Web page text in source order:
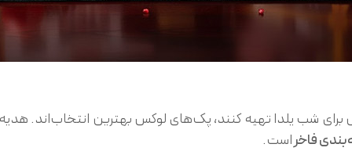
شب یلدا تهیه کنند، پک‌های لوکس بهترین انتخاب‌اند.
فاخراست.